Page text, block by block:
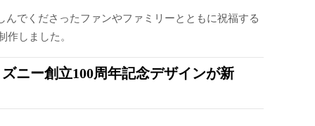
でくださったファンやファミリーとともに祝福する
しました。
ニー創立100周年記念デザインが新